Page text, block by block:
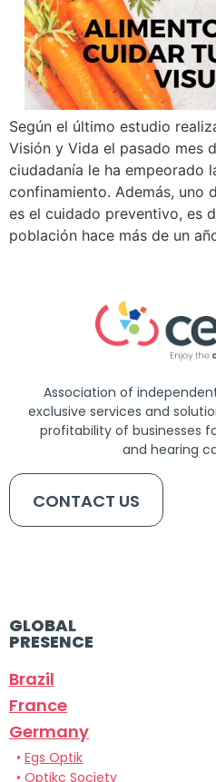
Según el último estudio
Visión y Vida el pasado mes
ciudadanía le ha empeorado
confinamiento. Además, uno
es el cuidado preventivo, es
población hace más de un
Association of
exclusive services and
profitability of businesses
and hearing
CONTACT US
GLOBAL
PRESENCE
Brazil
France
Germany
• Egs Optik
• Optikc Society